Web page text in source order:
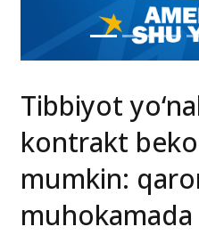
Tibbiyot
kontrakt
mumkin:
muhokamada